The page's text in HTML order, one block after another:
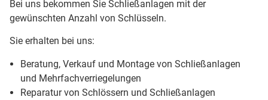
Bei uns bekommen Sie Schließanlagen mit der
gewünschten Anzahl von Schlüsseln.
Sie erhalten bei uns:
Beratung, Verkauf und Montage von Schließanlagen
und Mehrfachverriegelungen
Reparatur von Schlössern und Schließanlagen